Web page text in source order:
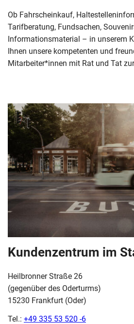
Ob Fahrscheinkauf,
Tarifberatung, Fundsachen,
Informationsmaterial – in unserem
Ihnen unsere kompetenten und
Mitarbeiter*innen mit Rat und Tat
Kundenzentrum im
Heilbronner Straße 26
(gegenüber des Oderturms)
15230 Frankfurt (Oder)
Tel.: +49 335 53 520 -6